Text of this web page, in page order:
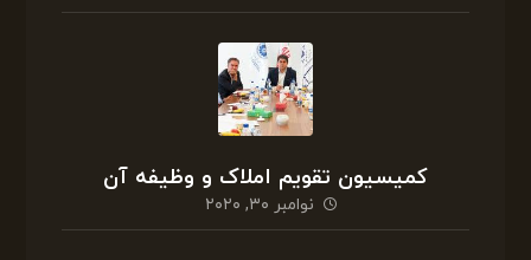
کمیسیون تقویم املاک و وظیفه آن
نوامبر ۳۰, ۲۰۲۰